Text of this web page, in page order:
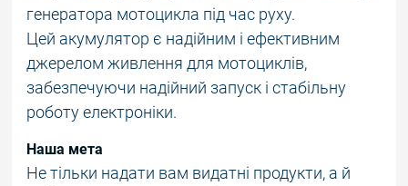
генератора мотоцикла під час руху.
Цей акумулятор є надійним і ефективним
джерелом живлення для мотоциклів,
забезпечуючи надійний запуск і стабільну
роботу електроніки.
Наша мета
Не тільки надати вам видатні продукти, а й